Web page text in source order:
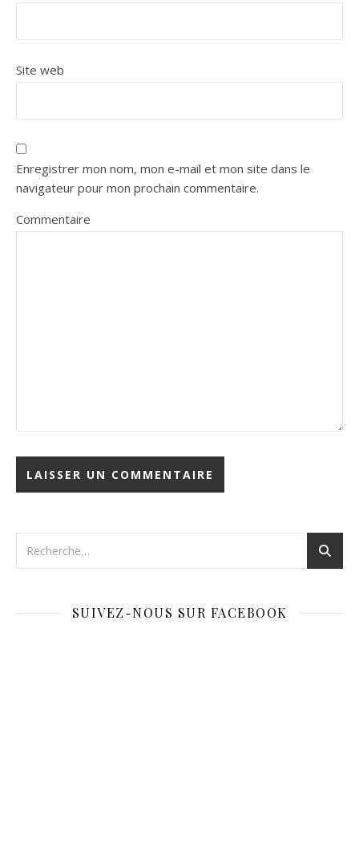
Site web
Enregistrer mon nom, mon e-mail et mon site dans le
navigateur pour mon prochain commentaire.
Commentaire
SUIVEZ-NOUS SUR FACEBOOK